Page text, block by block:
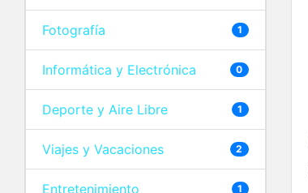
Fotografía 1
Informática y Electrónica 0
Deporte y Aire Libre 1
Viajes y Vacaciones 2
Entretenimiento 1